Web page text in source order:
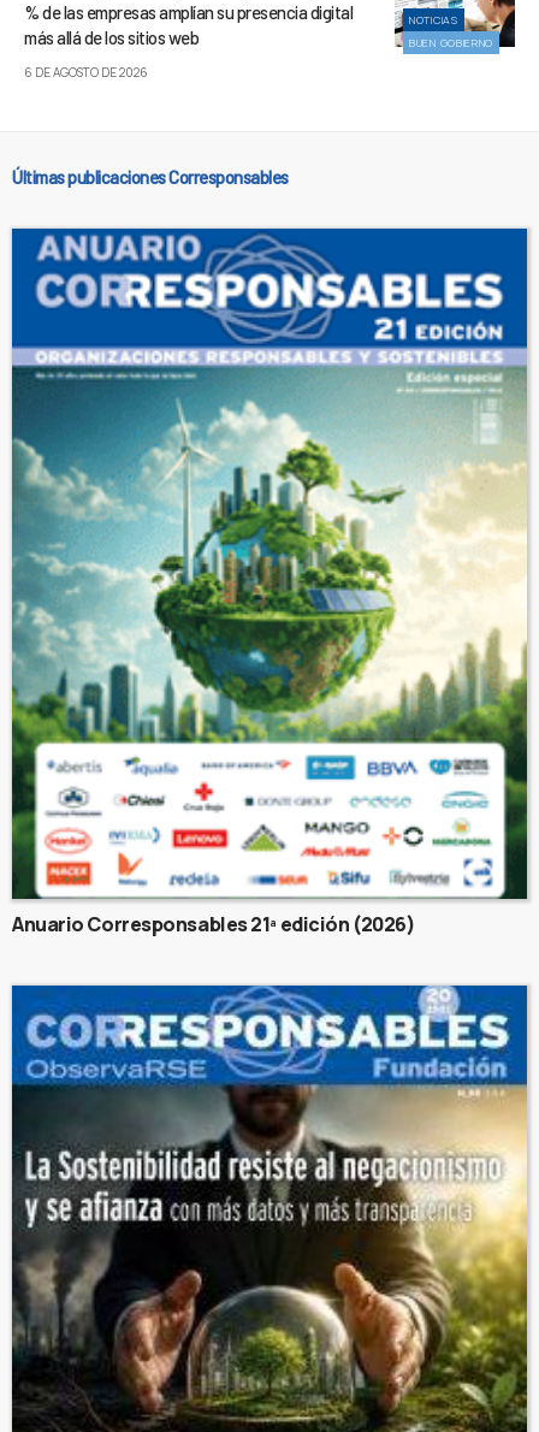
NOTICIAS
BUEN GOBIERNO
% de las empresas amplían su presencia digital
más allá de los sitios web
6 DE AGOSTO DE 2026
Últimas publicaciones Corresponsables
Anuario Corresponsables 21ª edición (2026)